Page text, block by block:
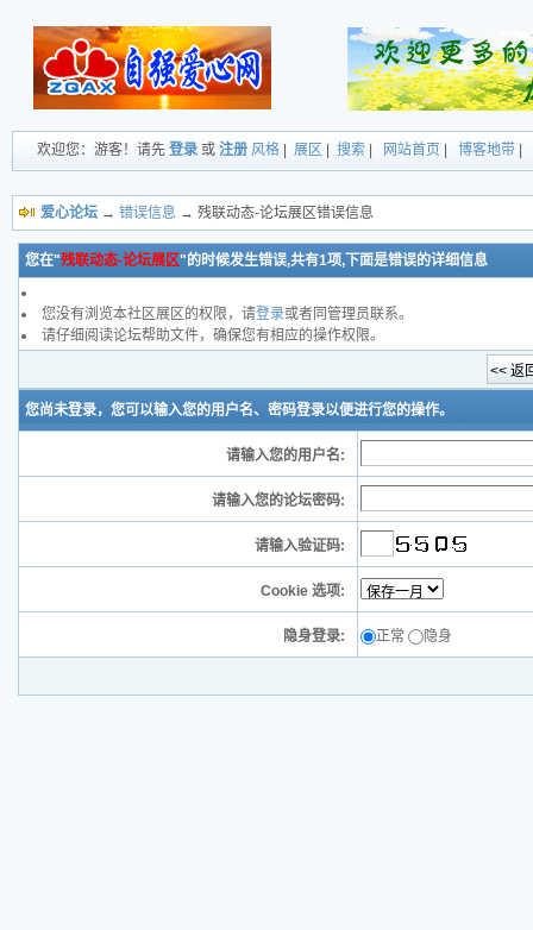
欢迎您：游客！请先 登录 或 注册 风格 展区 搜索 网站首页 博客地带
爱心论坛 → 错误信息 → 残联动态-论坛展区错误信息
您在"残联动态-论坛展区"的时候发生错误,共有1项,下面是错误的详细信息
您没有浏览本社区展区的权限，请登录或者同管理员联系。
请仔细阅读论坛帮助文件，确保您有相应的操作权限。
您尚未登录，您可以输入您的用户名、密码登录以便进行您的操作。
请输入您的用户名:
请输入您的论坛密码:
请输入验证码:
Cookie 选项:
隐身登录: 正常 隐身